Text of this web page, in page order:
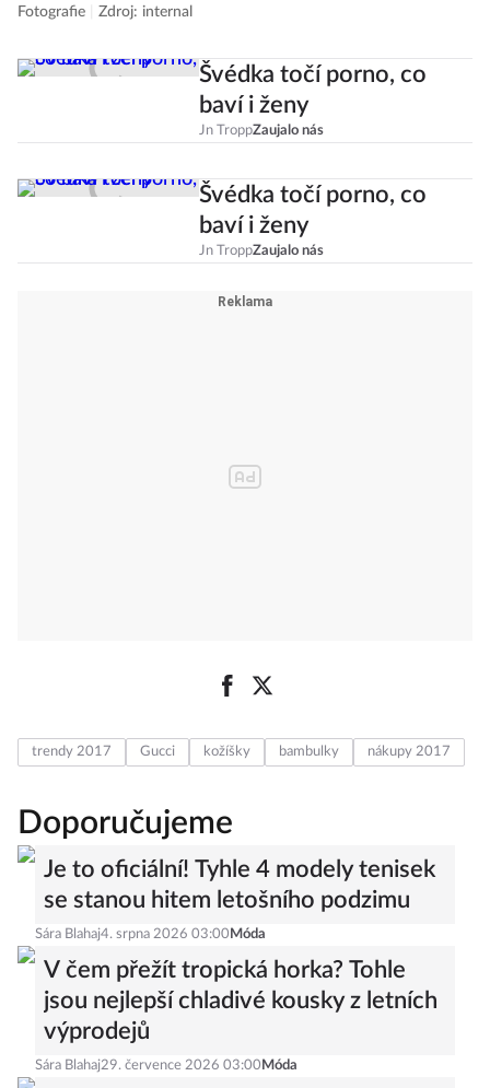
Fotografie Zdroj: internal
Švédka točí porno, co
baví i ženy
Jn TroppZaujalo nás
Švédka točí porno, co
baví i ženy
Jn TroppZaujalo nás
trendy 2017 Gucci kožíšky bambulky nákupy 2017
Doporučujeme
Je to oficiální! Tyhle 4 modely tenisek
se stanou hitem letošního podzimu
Sára Blahaj4. srpna 2026 03:00 Móda
V čem přežít tropická horka? Tohle
jsou nejlepší chladivé kousky z letních
výprodejů
Sára Blahaj29. července 2026 03:00 Móda